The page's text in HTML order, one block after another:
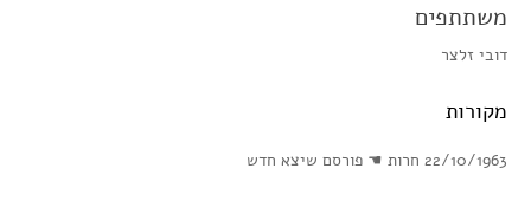
משתתפים
דובי זלצר
מקורות
22/10/1963 חרות ☚ פורסם שיצא חדש